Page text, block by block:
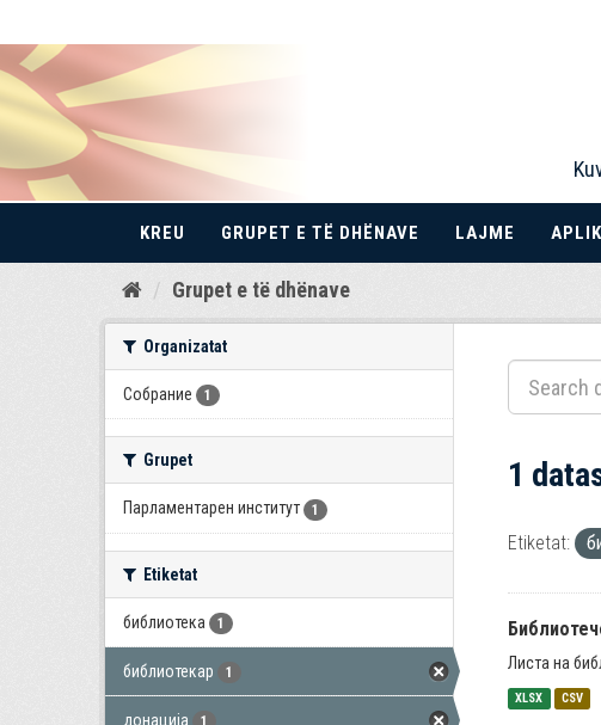
Kalo
KREU GRUPET E TË DHËNAVE LAJME
Grupet e të dhënave
Organizatat
Собрание 1
Grupet
Парламентарен институт 1
Etiketat
библиотека 1
библиотекар 1
донација
1
Etiketat:
Листа на
XLSX CSV